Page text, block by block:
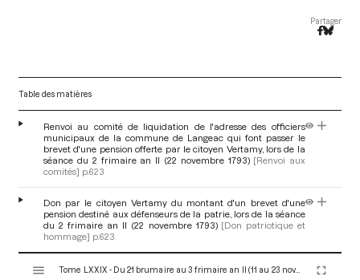
Partager
Table des matières
Renvoi au comité de liquidation de l'adresse des officiers
municipaux de la commune de Langeac qui font passer le
brevet d'une pension offerte par le citoyen Vertamy, lors de la
séance du 2 frimaire an II (22 novembre 1793) [Renvoi aux
comités] p.623
Don par le citoyen Vertamy du montant d'un brevet d'une
pension destiné aux défenseurs de la patrie, lors de la séance
du 2 frimaire an II (22 novembre 1793) [Don patriotique et
hommage] p.623
Tome LXXIX - Du 21 brumaire au 3 frimaire an II (11 au 23 novembre 1793)